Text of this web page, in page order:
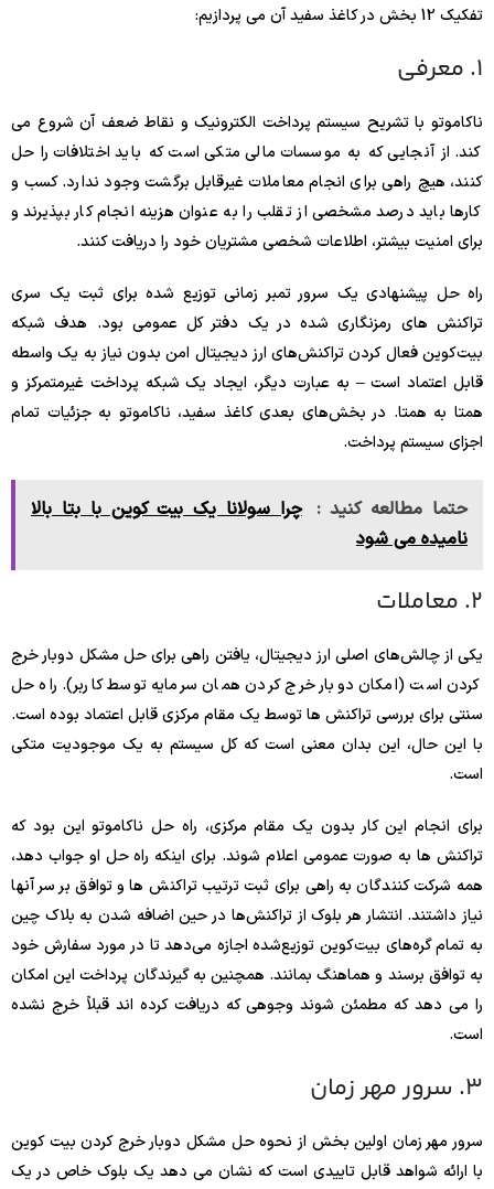
تفکیک 12 بخش در کاغذ سفید آن می پردازیم:
1. معرفی
ناکاموتو با تشریح سیستم پرداخت الکترونیک و نقاط ضعف آن شروع می
کند. از آنجایی که به موسسات مالی متکی است که باید اختلافات را حل
کنند، هیچ راهی برای انجام معاملات غیرقابل برگشت وجود ندارد. کسب و
کارها باید درصد مشخصی از تقلب را به عنوان هزینه انجام کار بپذیرند و
برای امنیت بیشتر، اطلاعات شخصی مشتریان خود را دریافت کنند.
راه حل پیشنهادی یک سرور تمبر زمانی توزیع شده برای ثبت یک سری
تراکنش های رمزنگاری شده در یک دفتر کل عمومی بود. هدف شبکه
بیت‌کوین فعال کردن تراکنش‌های ارز دیجیتال امن بدون نیاز به یک واسطه
قابل اعتماد است – به عبارت دیگر، ایجاد یک شبکه پرداخت غیرمتمرکز و
همتا به همتا. در بخش‌های بعدی کاغذ سفید، ناکاموتو به جزئیات تمام
اجزای سیستم پرداخت.
حتما مطالعه کنید : چرا سولانا یک بیت کوین با بتا بالا
نامیده می شود
2. معاملات
یکی از چالش‌های اصلی ارز دیجیتال، یافتن راهی برای حل مشکل دوبار خرج
کردن است (امکان دوبار خرج کردن همان سرمایه توسط کاربر). راه حل
سنتی برای بررسی تراکنش ها توسط یک مقام مرکزی قابل اعتماد بوده است.
با این حال، این بدان معنی است که کل سیستم به یک موجودیت متکی
است.
برای انجام این کار بدون یک مقام مرکزی، راه حل ناکاموتو این بود که
تراکنش ها به صورت عمومی اعلام شوند. برای اینکه راه حل او جواب دهد،
همه شرکت کنندگان به راهی برای ثبت ترتیب تراکنش ها و توافق بر سر آنها
نیاز داشتند. انتشار هر بلوک از تراکنش‌ها در حین اضافه شدن به بلاک چین
به تمام گره‌های بیت‌کوین توزیع‌شده اجازه می‌دهد تا در مورد سفارش خود
به توافق برسند و هماهنگ بمانند. همچنین به گیرندگان پرداخت این امکان
را می دهد که مطمئن شوند وجوهی که دریافت کرده اند قبلاً خرج نشده
است.
3. سرور مهر زمان
سرور مهر زمان اولین بخش از نحوه حل مشکل دوبار خرج کردن بیت کوین
با ارائه شواهد قابل تاییدی است که نشان می دهد یک بلوک خاص در یک